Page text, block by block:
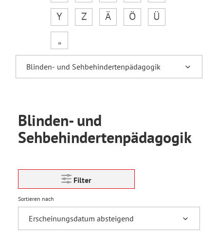
Y
Z Ä Ö
Ü
„
Blinden- und
Sehbehindertenpädagogik
Filter
Sortieren nach